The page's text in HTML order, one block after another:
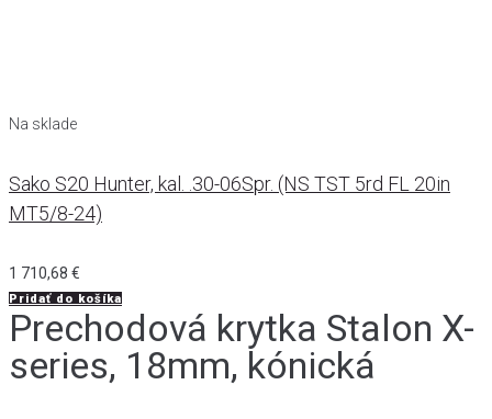
Na sklade
Sako S20 Hunter, kal. .30-06Spr. (NS TST 5rd FL 20in
MT5/8-24)
1 710,68 €
Pridať do košíka
Prechodová krytka Stalon X-
series, 18mm, kónická